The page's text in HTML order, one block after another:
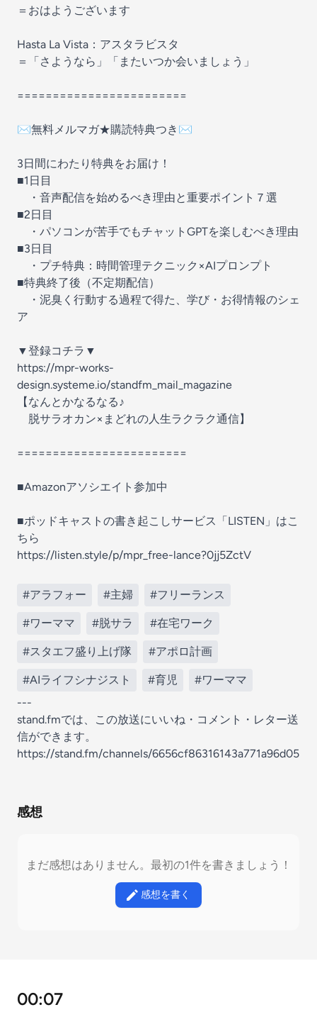
＝おはようございます
Hasta La Vista：アスタラビスタ
＝「さようなら」「またいつか会いましょう」
========================
✉️無料メルマガ★購読特典つき✉️
3日間にわたり特典をお届け！
■1日目
・音声配信を始めるべき理由と重要ポイント７選
■2日目
・パソコンが苦手でもチャットGPTを楽しむべき理由
■3日目
・プチ特典：時間管理テクニック×AIプロンプト
■特典終了後（不定期配信）
・泥臭く行動する過程で得た、学び・お得情報のシェ
ア
▼登録コチラ▼
https://mpr-works-
design.systeme.io/standfm_mail_magazine
【なんとかなるなる♪
脱サラオカン×まどれの人生ラクラク通信】
========================
■Amazonアソシエイト参加中
■ポッドキャストの書き起こしサービス「LISTEN」はこ
ちら
https://listen.style/p/mpr_free-lance?0jj5ZctV
#アラフォー #主婦 #フリーランス
#ワーママ #脱サラ #在宅ワーク
#スタエフ盛り上げ隊 #アポロ計画
#AIライフシナジスト #育児
#ワーママ
---
stand.fmでは、この放送にいいね・コメント・レター送
信ができます。
https://stand.fm/channels/6656cf86316143a771a96d05
感想
まだ感想はありません。最初の1件を書きましょう！
感想を書く
00:07